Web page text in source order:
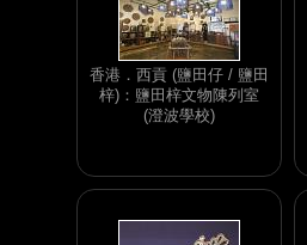
香港．西貢 (鹽田仔 / 鹽田
梓)：鹽田梓文物陳列室
(澄波學校)